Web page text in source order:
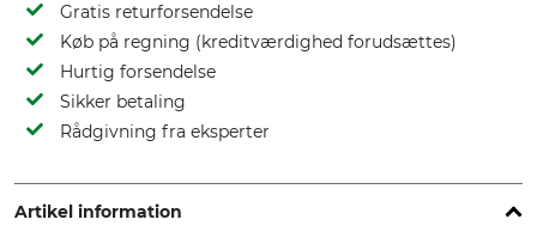
Gratis returforsendelse
Køb på regning (kreditværdighed forudsættes)
Hurtig forsendelse
Sikker betaling
Rådgivning fra eksperter
Artikel information